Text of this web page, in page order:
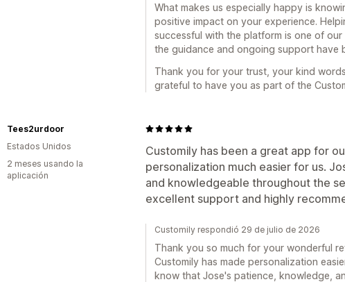
What makes us especially happy is
positive impact on your experience.
successful with the platform is one of
the guidance and ongoing support have
Thank you for your trust, your kind
grateful to have you as part of the
Customily has been a great app for
personalization much easier for us.
and knowledgeable throughout the
excellent support and highly
Tees2urdoor
Estados Unidos
2 meses usando la
aplicación
Customily respondió 29 de julio de 2026
Thank you so much for your wonderful
Customily has made personalization
know that Jose's patience, knowledge,